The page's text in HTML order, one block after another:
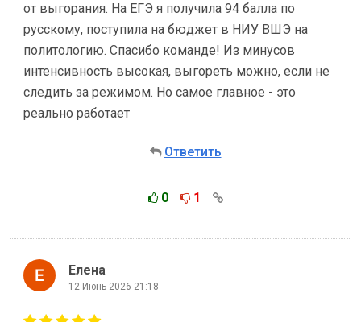
от выгорания. На ЕГЭ я получила 94 балла по
русскому, поступила на бюджет в НИУ ВШЭ на
политологию. Спасибо команде! Из минусов
интенсивность высокая, выгореть можно, если не
следить за режимом. Но самое главное - это
реально работает
Ответить
0 1
Елена
12 Июнь 2026 21:18